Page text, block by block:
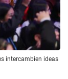
intercambien ideas